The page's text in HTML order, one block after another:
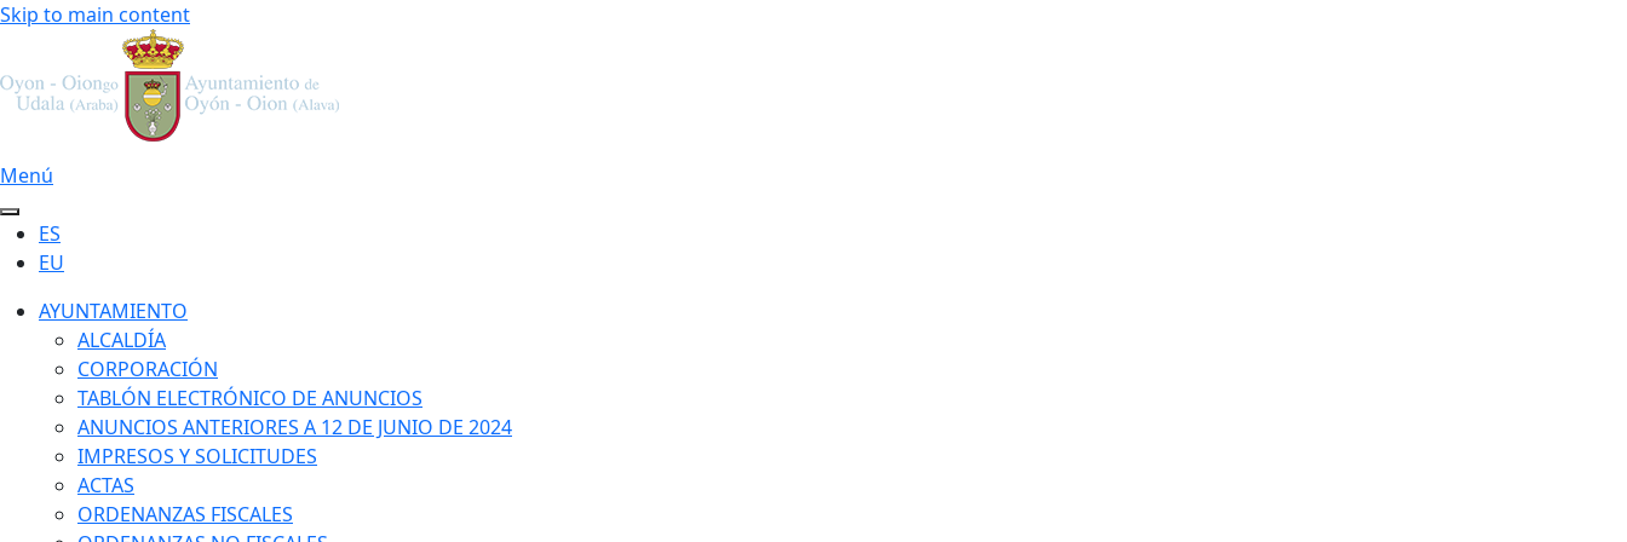
Skip to main content
Menú
ES
EU
AYUNTAMIENTO
ALCALDÍA
CORPORACIÓN
TABLÓN ELECTRÓNICO DE ANUNCIOS
ANUNCIOS ANTERIORES A 12 DE JUNIO DE 2024
IMPRESOS Y SOLICITUDES
ACTAS
ORDENANZAS FISCALES